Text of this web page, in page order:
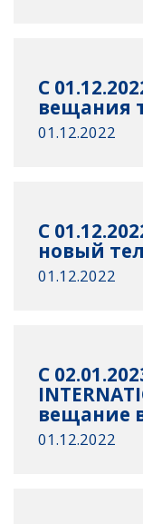
С
вещания
01.12.2022
С
новый
01.12.2022
C
вещание
01.12.2022